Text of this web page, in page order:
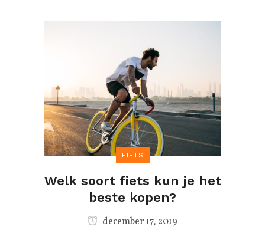
FIETS
Welk soort fiets kun je het
beste kopen?
december 17, 2019